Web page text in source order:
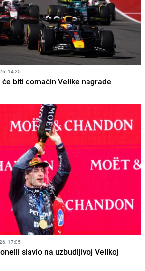
14:25
biti domaćin Velike nagrade
17:05
slavio na uzbudljivoj Velikoj